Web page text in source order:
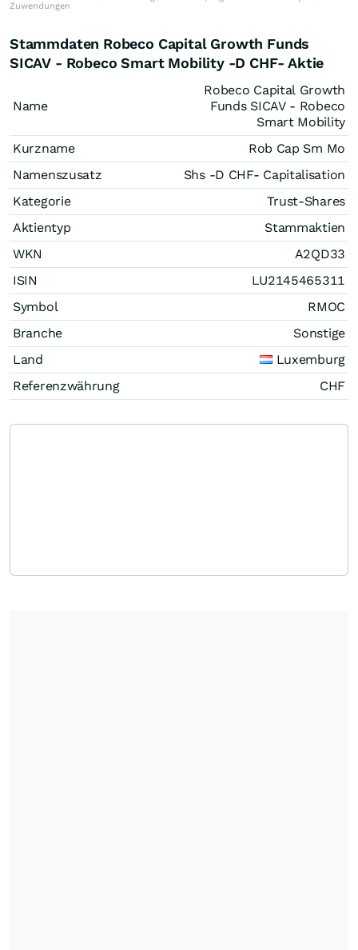
Zuwendungen
Stammdaten Robeco Capital Growth Funds
SICAV - Robeco Smart Mobility -D CHF- Aktie
Name
Robeco Capital Growth
Funds SICAV - Robeco
Smart Mobility
Kurzname
Rob Cap Sm Mo
Namenszusatz
Shs -D CHF- Capitalisation
Kategorie
Trust-Shares
Aktientyp
Stammaktien
WKN
A2QD33
ISIN
LU2145465311
Symbol
RMOC
Branche
Sonstige
Land
Luxemburg
Referenzwährung
CHF